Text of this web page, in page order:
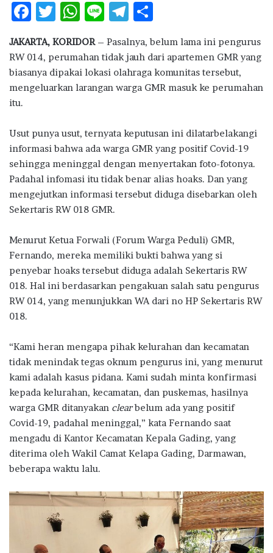
F
e
b
o
k
T
it
te
r
W
at
s
A
p
Li
e
T
e
g
ra
ar
e
JAKARTA, KORIDOR– Pasalnya, belum lama ini pengurus
RW 014, perumahan tidak jauh dari apartemen GMR yang
biasanya dipakai lokasi olahraga komunitas tersebut,
mengeluarkan larangan warga GMR masuk ke perumahan
itu.
Usut punya usut, ternyata keputusan ini dilatarbelakangi
informasi bahwa ada warga GMR yang positif Covid-19
sehingga meninggal dengan menyertakan foto-fotonya.
Padahal infomasi itu tidak benar alias hoaks. Dan yang
mengejutkan informasi tersebut diduga disebarkan oleh
Sekertaris RW 018 GMR.
Menurut Ketua Forwali (Forum Warga Peduli) GMR,
Fernando, mereka memiliki bukti bahwa yang si
penyebar hoaks tersebut diduga adalah Sekertaris RW
018. Hal ini berdasarkan pengakuan salah satu pengurus
RW 014, yang menunjukkan WA dari no HP Sekertaris RW
018.
“Kami heran mengapa pihak kelurahan dan kecamatan
tidak menindak tegas oknum pengurus ini, yang menurut
kami adalah kasus pidana. Kami sudah minta konfirmasi
kepada kelurahan, kecamatan, dan puskemas, hasilnya
warga GMR ditanyakan clearbelum ada yang positif
Covid-19, padahal meninggal,” kata Fernando saat
mengadu di Kantor Kecamatan Kepala Gading, yang
diterima oleh Wakil Camat Kelapa Gading, Darmawan,
beberapa waktu lalu.